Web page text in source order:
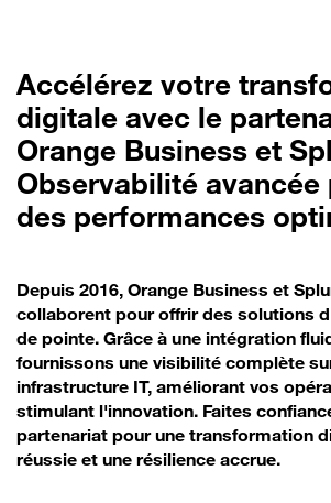
Accélérez votre
digitale avec le
Orange Business et
Observabilité avancée
des performances
Depuis 2016, Orange Business et
collaborent pour offrir des solutions
de pointe. Grâce à une intégration
fournissons une visibilité complète
infrastructure IT, améliorant vos
stimulant l'innovation. Faites
partenariat pour une transformation
réussie et une résilience accrue.